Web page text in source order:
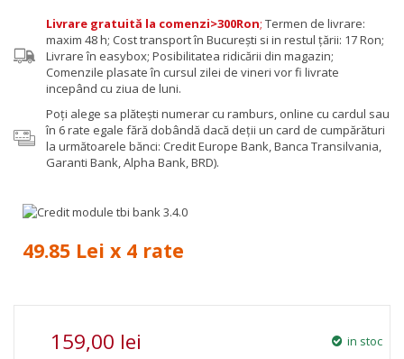
Livrare gratuită la comenzi>300Ron; Termen de livrare:
maxim 48 h; Cost transport în București si in restul țării: 17 Ron;
Livrare în easybox; Posibilitatea ridicării din magazin;
Comenzile plasate în cursul zilei de vineri vor fi livrate
incepând cu ziua de luni.
Poţi alege sa plăteşti numerar cu ramburs, online cu cardul sau
în 6 rate egale fără dobândă dacă deții un card de cumpărături
la următoarele bănci: Credit Europe Bank, Banca Transilvania,
Garanti Bank, Alpha Bank, BRD).
49.85 Lei x 4 rate
159,00 lei in stoc